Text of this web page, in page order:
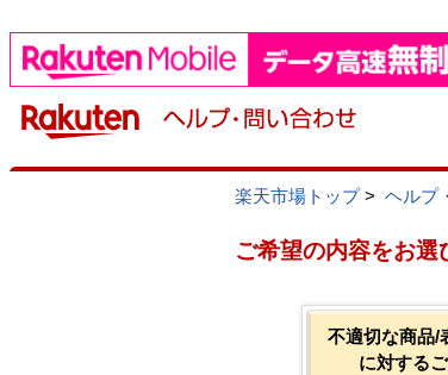
楽天市場トップ> ヘルプ
ご希望の内容をお選
不適切な商品/
に対する